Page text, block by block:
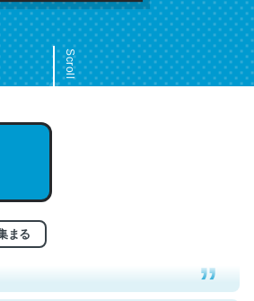
Scroll
まる
もクレバーなんだろうなと凄く思
る人は原文もお勧め。自分はこの流
Go. Then Covid hit. Shit.
るかい？ by ラーズ・ヌートバー